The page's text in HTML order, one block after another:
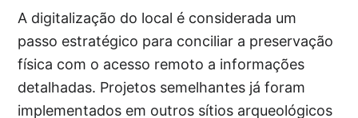
A digitalização do local é considerada um
passo estratégico para conciliar a preservação
física com o acesso remoto a informações
detalhadas. Projetos semelhantes já foram
implementados em outros sítios arqueológicos